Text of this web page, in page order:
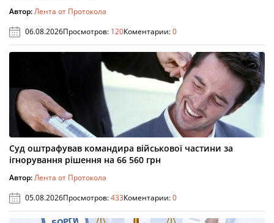
Автор:Лента от Протокола
06.08.2026Просмотров: 120Коментарии:0
Суд оштрафував командира військової частини за
ігнорування рішення на 66 560 грн
Автор:Лента от Протокола
05.08.2026Просмотров:433Коментарии:0